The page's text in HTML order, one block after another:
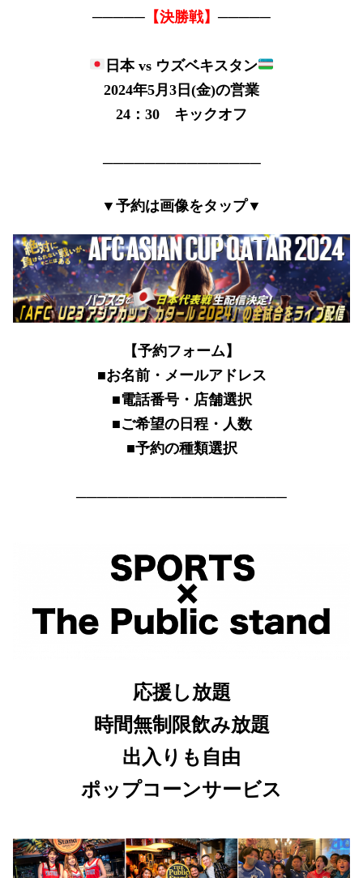
───── 【決勝戦】─────
日本 vs ウズベキスタン
2024年5月3日(金)の営業
24：30 キックオフ
───────────────
▼予約は画像をタップ▼
【予約フォーム】
■お名前・メールアドレス
■電話番号・店舗選択
■ご希望の日程・人数
■予約の種類選択
────────────────────
応援し放題
時間無制限飲み放題
出入りも自由
ポップコーンサービス